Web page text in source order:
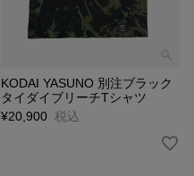
KODAI YASUNO 別注ブラック
タイダイブリーチTシャツ
¥20,900 税込